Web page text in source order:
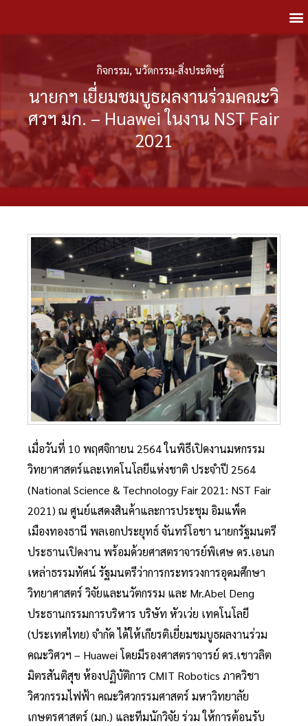
กิจกรรม,นวัตกรรม-สิ่งประดิษฐ์
นายกฯ เยี่ยมชมบูธผลงานร่วมคณะวิ
ศวฯ มก. – Huawei ในงาน NST Fair
2021
เมื่อวันที่ 10 พฤศจิกายน 2564 ในพิธีเปิดงานมหกรรม
วิทยาศาสตร์และเทคโนโลยีแห่งชาติ ประจำปี 2564
(National Science & Technology Fair 2021: NST Fair
2021) ณ ศูนย์แสดงสินค้าและการประชุม อิมแพ็ค
เมืองทองธานี พลเอกประยุทธ์ จันทร์โอชา นายกรัฐมนตรี
ประธานเปิดงาน พร้อมด้วยศาสตราจารย์พิเศษ ดร.เอนก
เหล่าธรรมทัศน์ รัฐมนตรีว่าการกระทรวงการอุดมศึกษา
วิทยาศาสตร์ วิจัยและนวัตกรรม และ Mr.Abel Deng
ประธานกรรมการบริหาร บริษัท หัวเว่ย เทคโนโลยี
(ประเทศไทย) จำกัด ได้ให้เกียรติเยี่ยมชมบูธผลงานร่วม
คณะวิศวฯ – Huawei โดยมีรองศาสตราจารย์ ดร.เชาวลิต
มิตรสันติสุข ห้องปฏิบัติการ CMIT Robotics ภาควิชา
วิศวกรรมไฟฟ้า คณะวิศวกรรมศาสตร์ มหาวิทยาลัย
เกษตรศาสตร์ (มก.) และทีมนักวิจัย ร่วม ให้การต้อนรับ